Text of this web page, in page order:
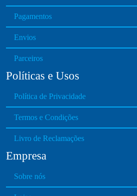
Pagamentos
Envios
Parceiros
Políticas e Usos
Política de Privacidade
Termos e Condições
Livro de Reclamações
Empresa
Sobre nós